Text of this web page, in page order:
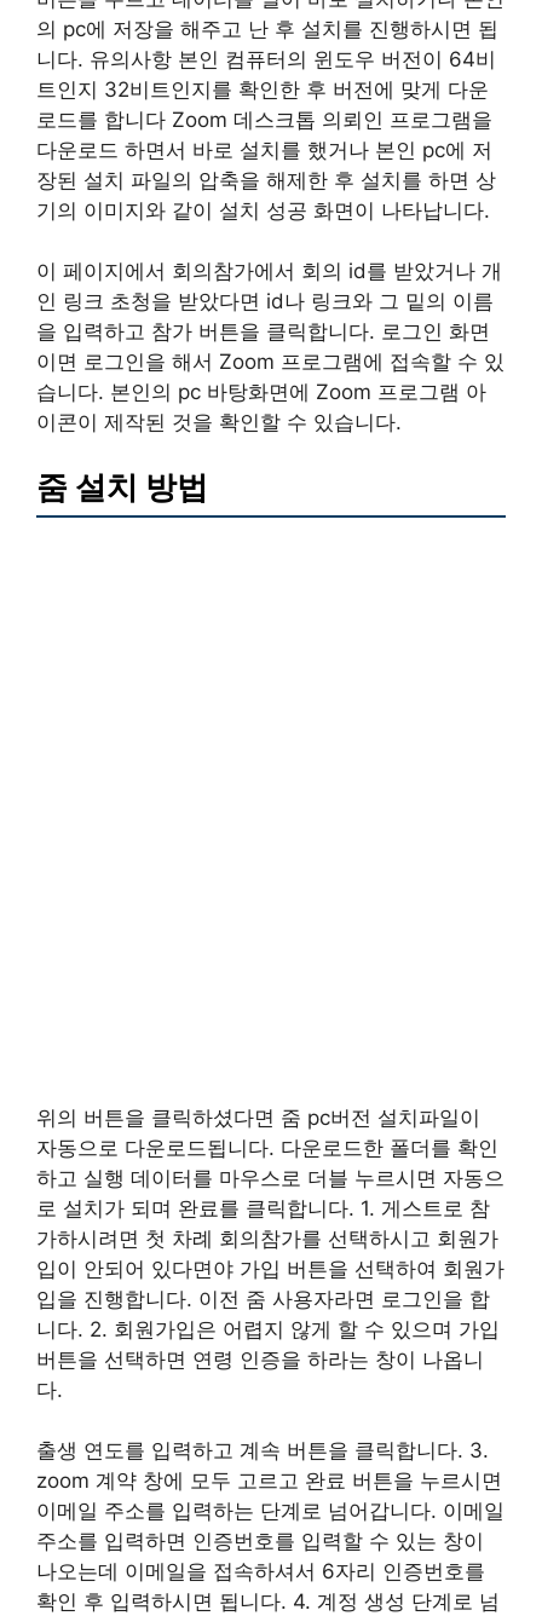
의 pc에 저장을 해주고 난 후 설치를 진행하시면 됩
니다. 유의사항 본인 컴퓨터의 윈도우 버전이 64비
트인지 32비트인지를 확인한 후 버전에 맞게 다운
로드를 합니다 Zoom 데스크톱 의뢰인 프로그램을
다운로드 하면서 바로 설치를 했거나 본인 pc에 저
장된 설치 파일의 압축을 해제한 후 설치를 하면 상
기의 이미지와 같이 설치 성공 화면이 나타납니다.
이 페이지에서 회의참가에서 회의 id를 받았거나 개
인 링크 초청을 받았다면 id나 링크와 그 밑의 이름
을 입력하고 참가 버튼을 클릭합니다. 로그인 화면
이면 로그인을 해서 Zoom 프로그램에 접속할 수 있
습니다. 본인의 pc 바탕화면에 Zoom 프로그램 아
이콘이 제작된 것을 확인할 수 있습니다.
줌 설치 방법
위의 버튼을 클릭하셨다면 줌 pc버전 설치파일이
자동으로 다운로드됩니다. 다운로드한 폴더를 확인
하고 실행 데이터를 마우스로 더블 누르시면 자동으
로 설치가 되며 완료를 클릭합니다. 1. 게스트로 참
가하시려면 첫 차례 회의참가를 선택하시고 회원가
입이 안되어 있다면야 가입 버튼을 선택하여 회원가
입을 진행합니다. 이전 줌 사용자라면 로그인을 합
니다. 2. 회원가입은 어렵지 않게 할 수 있으며 가입
버튼을 선택하면 연령 인증을 하라는 창이 나옵니
다.
출생 연도를 입력하고 계속 버튼을 클릭합니다. 3.
zoom 계약 창에 모두 고르고 완료 버튼을 누르시면
이메일 주소를 입력하는 단계로 넘어갑니다. 이메일
주소를 입력하면 인증번호를 입력할 수 있는 창이
나오는데 이메일을 접속하셔서 6자리 인증번호를
확인 후 입력하시면 됩니다. 4. 계정 생성 단계로 넘